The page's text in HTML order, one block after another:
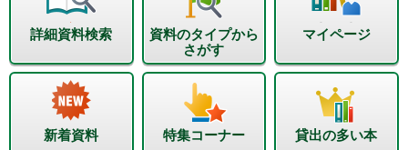
詳細資料検索
資料のタイプから
さがす
マイページ
新着資料 特集コーナー 貸出の多い本